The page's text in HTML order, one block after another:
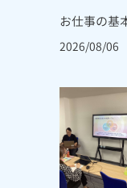
お仕事の基
2026/08/06